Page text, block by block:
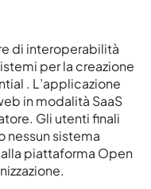
di interoperabilità
per la creazione
. L’applicazione
in modalità SaaS
Gli utenti finali
nessun sistema
piattaforma Open